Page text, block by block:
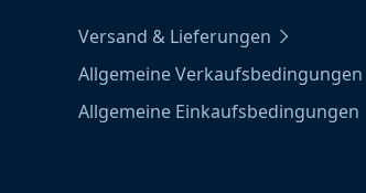
Versand & Lieferungen
Allgemeine Verkaufsbedingungen
Allgemeine Einkaufsbedingungen